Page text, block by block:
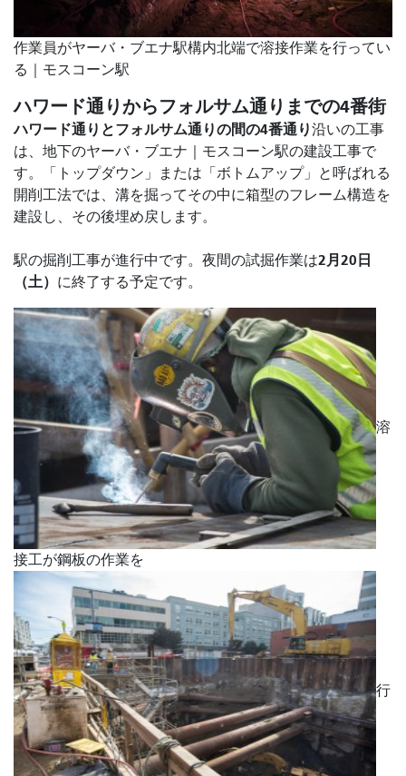
作業員がヤーバ・ブエナ駅構内北端で溶接作業を行ってい
る｜モスコーン駅
ハワード通りからフォルサム通りまでの4番街
ハワード通りとフォルサム通りの間の4番通り沿いの工事
は、地下のヤーバ・ブエナ｜モスコーン駅の建設工事で
す。「トップダウン」または「ボトムアップ」と呼ばれる
開削工法では、溝を掘ってその中に箱型のフレーム構造を
建設し、その後埋め戻します。
駅の掘削工事が進行中です。夜間の試掘作業は2月20日
（土） に終了する予定です。
溶
接工が鋼板の作業を
行